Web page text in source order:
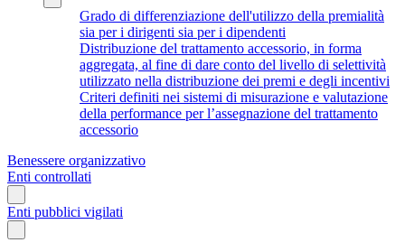
Grado di differenziazione dell'utilizzo della premialità
sia per i dirigenti sia per i dipendenti
Distribuzione del trattamento accessorio, in forma
aggregata, al fine di dare conto del livello di selettività
utilizzato nella distribuzione dei premi e degli incentivi
Criteri definiti nei sistemi di misurazione e valutazione
della performance per l’assegnazione del trattamento
accessorio
Benessere organizzativo
Enti controllati
Enti pubblici vigilati